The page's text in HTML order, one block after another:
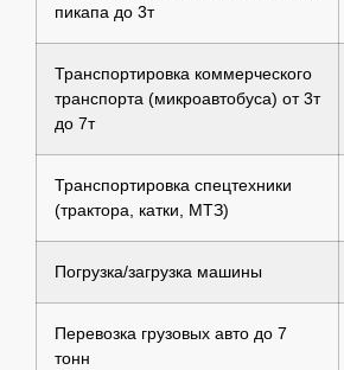
пикапа до 3т
Транспортировка коммерческого
транспорта (микроавтобуса) от 3т
до 7т
Транспортировка спецтехники
(трактора, катки, МТЗ)
Погрузка/загрузка машины
Перевозка грузовых авто до 7
тонн